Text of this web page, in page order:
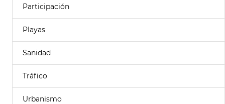
Participación
Playas
Sanidad
Tráfico
Urbanismo